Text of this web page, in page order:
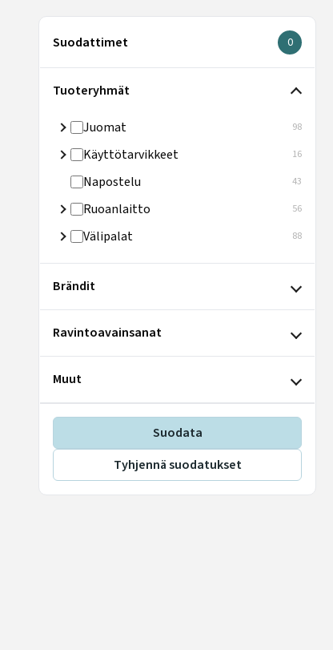
Suodattimet 0
Tuoteryhmät
Juomat 98
Käyttötarvikkeet 16
Napostelu 43
Ruoanlaitto 56
Välipalat 88
Brändit
Ravintoavainsanat
Muut
Suodata
Tyhjennä suodatukset